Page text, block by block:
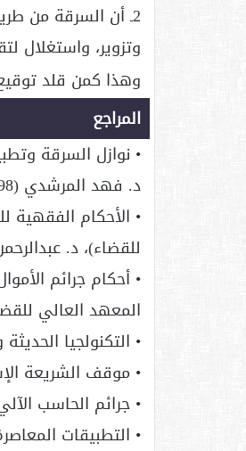
2ـ أن السرقة من
وتزوير، واستغلال
وهذا كمن قلد
المراجع
• نوازل السرقة
د. فهد المرشدي (398) فما بعدها.
• الأحكام الفقهية
للقضاء)، د. عبدالرحمن
• أحكام جرائم
المعهد العالي للقضاء)،
• التكنولجيا
• موقف الشريعة
• جرائم الحاسب الآلي
• التطبيقات